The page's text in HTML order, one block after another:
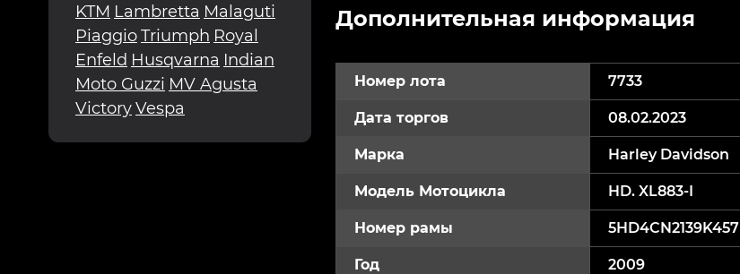
KTM Lambretta Malaguti
PiaggioTriumph Royal
Enfeld Husqvarna Indian
Moto Guzzi MV Agusta
VictoryVespa
Дополнительная информация
Номер лота 7733
Дата торгов 08.02.2023
Марка Harley Davidson
Модель Мотоцикла HD. XL883-I
Номер рамы 5HD4CN2139K457
Год 2009